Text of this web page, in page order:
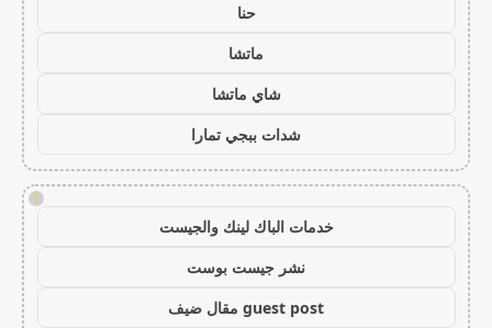
حنا
ماتشا
شاي ماتشا
شدات ببجي تمارا
!
خدمات الباك لينك والجيست
نشر جيست بوست
guest post مقال ضيف